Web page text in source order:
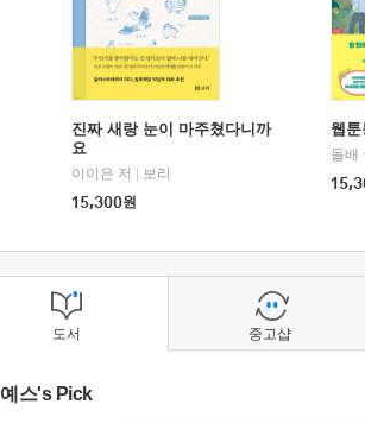
진짜 새랑 눈이 마주쳤다니까
요
이이은 저
보리
15,300원
웹
돌배
도서
예스's Pick
중고샵